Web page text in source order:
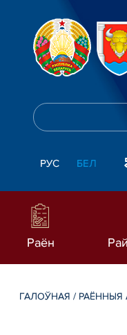
РУС БЕЛ
Раён
ГАЛОЎНАЯ / РАЁННЫЯ